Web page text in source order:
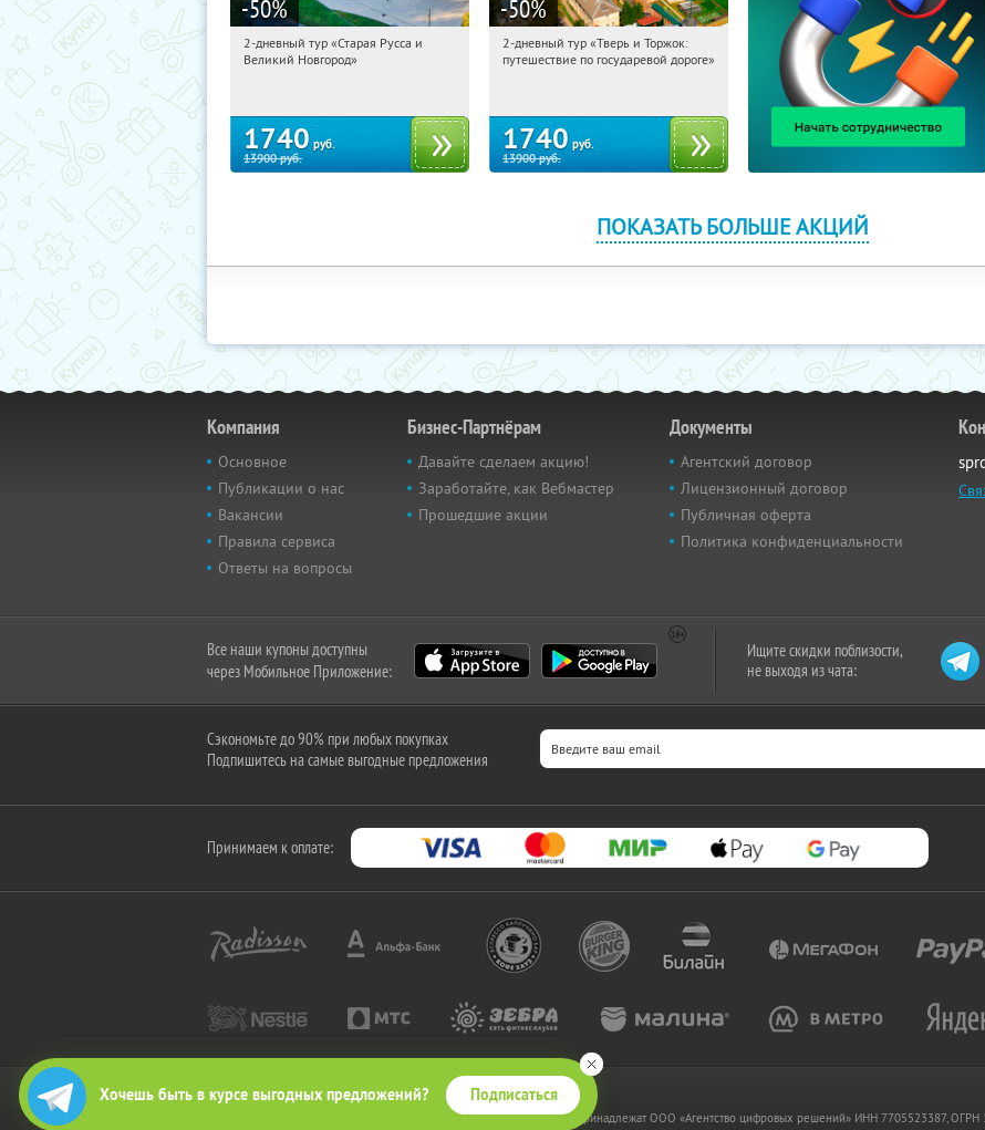
Хочешь быть в курсе выгодных предложений? Подписаться
-50%
11:07:56 Купили:
2-дневный тур «Старая Русса и
Великий Новгород»
1740 руб.
13900руб.
-50%
11:07:56 Купили:
2-дневный тур «Тверь и Торжок:
путешествие по государевой дороге»
1740 руб.
13900руб.
ПОКАЗАТЬ БОЛЬШЕ АКЦИЙ
Компания
Основное
Публикации о нас
Вакансии
Правила сервиса
Ответы на вопросы
Бизнес-Партнёрам
Давайте сделаем акцию!
Заработайте, как Вебмастер
Прошедшие акции
Документы
Агентский договор
Лицензионный договор
Публичная оферта
Политика конфиденциальности
Все наши купоны доступны
через Мобильное Приложение:
Ищите скидки поблизости,
не выходя из чата:
Сэкономьте до 90% при любых покупках
Подпишитесь на самые выгодные предложения
Принимаем к оплате:
2010-2026 © КупиКупон. Все права защищены.
Все права на товарный знак "КупиКупон" и на сайт www.kupikupon.ru принадлежат OOO «Агентство цифровых решений» ИНН 7705523387,